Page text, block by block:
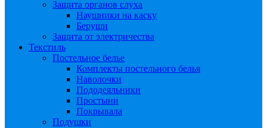
Защита органов слуха
Наушники на каску
Беруши
Защита от электричества
Текстиль
Постельное белье
Комплекты постельного белья
Наволочки
Пододеяльники
Простыни
Покрывала
Подушки